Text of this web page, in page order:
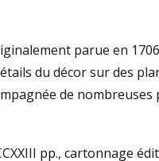
parue en
du décor sur des
de
pp., cartonnage